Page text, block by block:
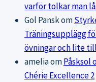
varför tolkar man
Gol Panskom
Träningsupplägg
övningar och lite
ameliaomPåsksol
Chérie Excellence 2